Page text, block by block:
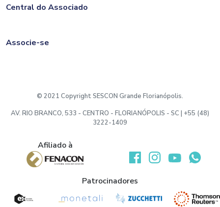
Central do Associado
Associe-se
© 2021 Copyright SESCON Grande Florianópolis.
AV. RIO BRANCO, 533 - CENTRO - FLORIANÓPOLIS - SC | +55 (48)
3222-1409
Afiliado à
Desenvolvido por:
Patrocinadores